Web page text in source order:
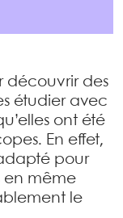
découvrir des
étudier avec
ont été
En effet,
pour
en même
le